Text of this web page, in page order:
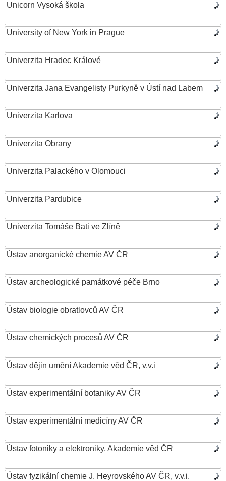
Unicorn Vysoká škola
University of New York in Prague
Univerzita Hradec Králové
Univerzita Jana Evangelisty Purkyně v Ústí nad Labem
Univerzita Karlova
Univerzita Obrany
Univerzita Palackého v Olomouci
Univerzita Pardubice
Univerzita Tomáše Bati ve Zlíně
Ústav anorganické chemie AV ČR
Ústav archeologické památkové péče Brno
Ústav biologie obratlovců AV ČR
Ústav chemických procesů AV ČR
Ústav dějin umění Akademie věd ČR, v.v.i
Ústav experimentální botaniky AV ČR
Ústav experimentální medicíny AV ČR
Ústav fotoniky a elektroniky, Akademie věd ČR
Ústav fyzikální chemie J. Heyrovského AV ČR, v.v.i.